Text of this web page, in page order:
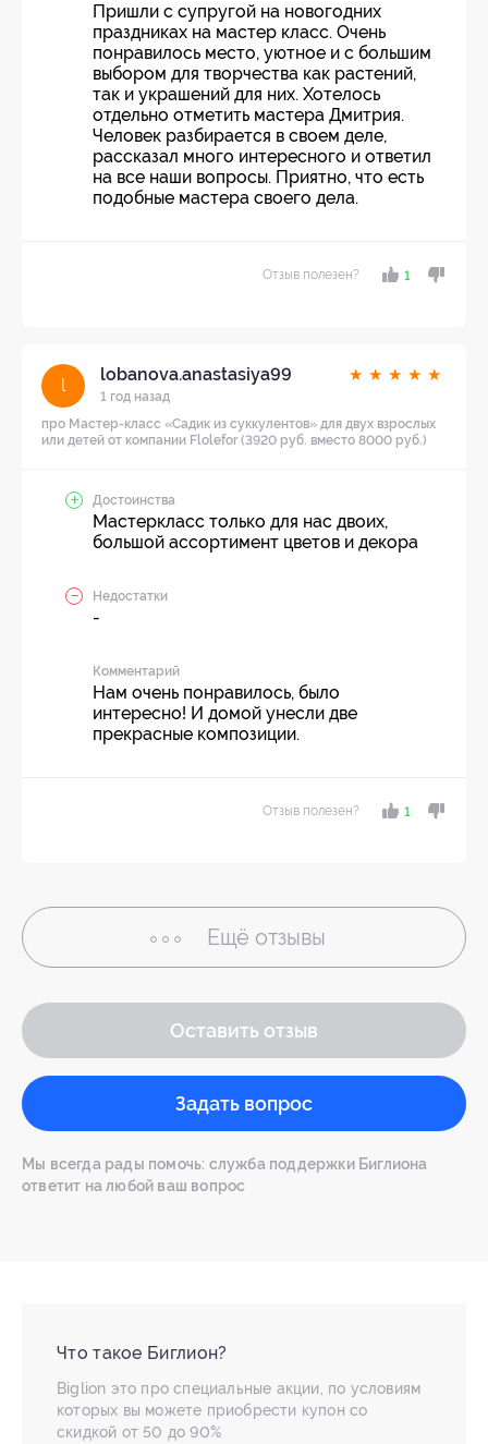
Пришли с супругой на новогодних
праздниках на мастер класс. Очень
понравилось место, уютное и с большим
выбором для творчества как растений,
так и украшений для них. Хотелось
отдельно отметить мастера Дмитрия.
Человек разбирается в своем деле,
рассказал много интересного и ответил
на все наши вопросы. Приятно, что есть
подобные мастера своего дела.
Отзыв полезен? 1
l
lobanova.anastasiya99
1 год назад
★ ★ ★ ★ ★
про Мастер-класс «Садик из суккулентов» для двух взрослых
или детей от компании Flolefor (3920 руб. вместо 8000 руб.)
Достоинства
Мастеркласс только для нас двоих,
большой ассортимент цветов и декора
Недостатки
-
Комментарий
Нам очень понравилось, было
интересно! И домой унесли две
прекрасные композиции.
Отзыв полезен? 1
Ещё отзывы
Оставить отзыв
Задать вопрос
Мы всегда рады помочь: служба поддержки Биглиона
ответит на любой ваш вопрос
Что такое Биглион?
Biglion это про специальные акции, по условиям
которых вы можете приобрести купон со
скидкой от 50 до 90%